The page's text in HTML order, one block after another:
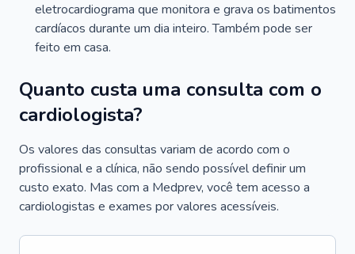
eletrocardiograma que monitora e grava os batimentos
cardíacos durante um dia inteiro. Também pode ser
feito em casa.
Quanto custa uma consulta com o
cardiologista?
Os valores das consultas variam de acordo com o
profissional e a clínica, não sendo possível definir um
custo exato. Mas com a Medprev, você tem acesso a
cardiologistas e exames por valores acessíveis.